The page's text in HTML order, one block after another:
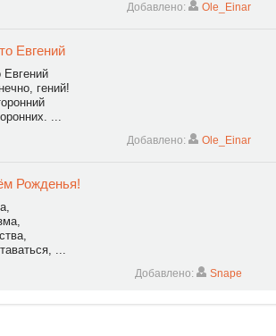
Добавлено: Ole_Einar
Евгений
Евгений
гений!
...
Добавлено: Ole_Einar
Рожденья!
...
Добавлено: Snape